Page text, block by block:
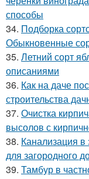
способы
34. Подборка
Обыкновенные
35. Летний сорт
описаниями
36. Как на даче
строительства
37. Очистка
высолов с
38. Канализация
для загородного
39. Тамбур в